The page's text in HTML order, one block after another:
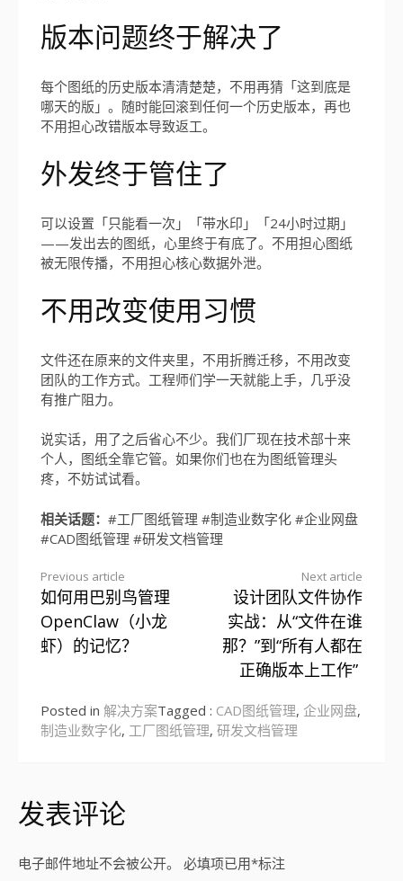
版本问题终于解决了
每个图纸的历史版本清清楚楚，不用再猜「这到底是
哪天的版」。随时能回滚到任何一个历史版本，再也
不用担心改错版本导致返工。
外发终于管住了
可以设置「只能看一次」「带水印」「24小时过期」
——发出去的图纸，心里终于有底了。不用担心图纸
被无限传播，不用担心核心数据外泄。
不用改变使用习惯
文件还在原来的文件夹里，不用折腾迁移，不用改变
团队的工作方式。工程师们学一天就能上手，几乎没
有推广阻力。
说实话，用了之后省心不少。我们厂现在技术部十来
个人，图纸全靠它管。如果你们也在为图纸管理头
疼，不妨试试看。
相关话题： #工厂图纸管理 #制造业数字化 #企业网盘
#CAD图纸管理 #研发文档管理
Continue
Reading
Previous article
如何用巴别鸟管理
OpenClaw（小龙
虾）的记忆？
Next article
设计团队文件协作
实战：从“文件在谁
那？”到“所有人都在
正确版本上工作”
Posted in 解决方案Tagged : CAD图纸管理, 企业网盘,
制造业数字化, 工厂图纸管理, 研发文档管理
发表评论
电子邮件地址不会被公开。 必填项已用*标注